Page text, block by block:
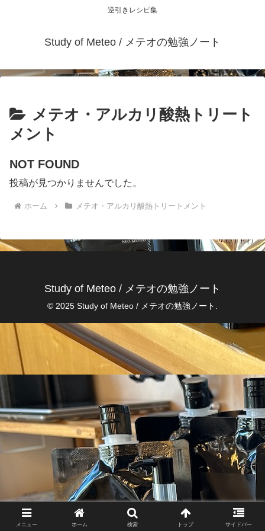
逆引きレシピ集
Study of Meteo / メテオの勉強ノート
メテオ・アルカリ酸熱トリート
メント
NOT FOUND
投稿が見つかりませんでした。
ホーム メテオ・アルカリ酸熱トリートメント
Study of Meteo / メテオの勉強ノート
© 2025 Study of Meteo / メテオの勉強ノート.
メニュー ホーム 検索 トップ サイドバー